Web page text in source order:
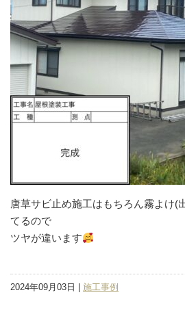
唐草サビ止め施工はもちろん霧よけ(
てるので
ツヤが違います
2024年09月03日 | 施工事例